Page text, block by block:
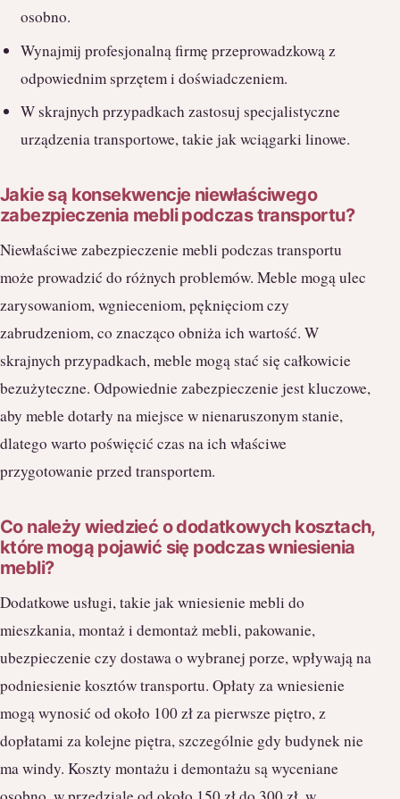
osobno.
Wynajmij profesjonalną firmę przeprowadzkową z
odpowiednim sprzętem i doświadczeniem.
W skrajnych przypadkach zastosuj specjalistyczne
urządzenia transportowe, takie jak wciągarki linowe.
Jakie są konsekwencje niewłaściwego
zabezpieczenia mebli podczas transportu?
Niewłaściwe zabezpieczenie mebli podczas transportu
może prowadzić do różnych problemów. Meble mogą ulec
zarysowaniom, wgnieceniom, pęknięciom czy
zabrudzeniom, co znacząco obniża ich wartość. W
skrajnych przypadkach, meble mogą stać się całkowicie
bezużyteczne. Odpowiednie zabezpieczenie jest kluczowe,
aby meble dotarły na miejsce w nienaruszonym stanie,
dlatego warto poświęcić czas na ich właściwe
przygotowanie przed transportem.
Co należy wiedzieć o dodatkowych kosztach,
które mogą pojawić się podczas wniesienia
mebli?
Dodatkowe usługi, takie jak wniesienie mebli do
mieszkania, montaż i demontaż mebli, pakowanie,
ubezpieczenie czy dostawa o wybranej porze, wpływają na
podniesienie kosztów transportu. Opłaty za wniesienie
mogą wynosić od około 100 zł za pierwsze piętro, z
dopłatami za kolejne piętra, szczególnie gdy budynek nie
ma windy. Koszty montażu i demontażu są wyceniane